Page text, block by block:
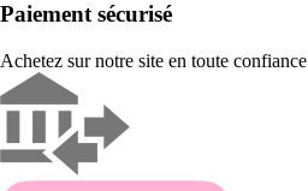
Paiement sécurisé
Achetez sur notre site en toute confiance